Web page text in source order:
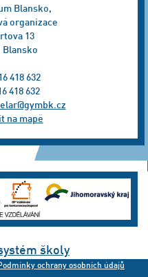
Blansko,
organizace
13
Blansko
418 632
418 632
na mapě
školy
ochrany osobních údajů